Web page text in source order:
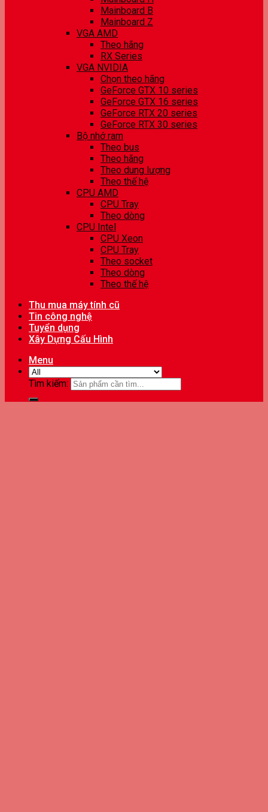
Mainboard B
Mainboard Z
VGA AMD
Theo hãng
RX Series
VGA NVIDIA
Chọn theo hãng
GeForce GTX 10 series
GeForce GTX 16 series
GeForce RTX 20 series
GeForce RTX 30 series
Bộ nhớ ram
Theo bus
Theo hãng
Theo dung lượng
Theo thế hệ
CPU AMD
CPU Tray
Theo dòng
CPU Intel
CPU Xeon
CPU Tray
Theo socket
Theo dòng
Theo thế hệ
Thu mua máy tính cũ
Tin công nghệ
Tuyển dụng
Xây Dựng Cấu Hình
Menu
Tìm kiếm: